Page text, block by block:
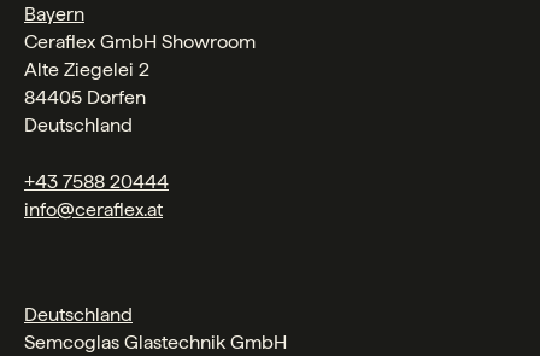
Bayern
Ceraflex GmbH Showroom
Alte Ziegelei 2
84405 Dorfen
Deutschland
+43 7588 20444
info@ceraflex.at
Deutschland
Semcoglas Glastechnik GmbH